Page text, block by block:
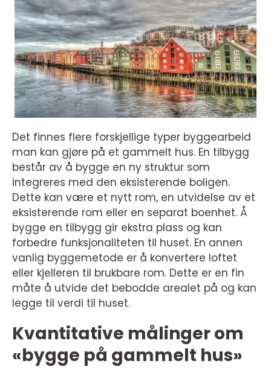
Det finnes flere forskjellige typer byggearbeid
man kan gjøre på et gammelt hus. En tilbygg
består av å bygge en ny struktur som
integreres med den eksisterende boligen.
Dette kan være et nytt rom, en utvidelse av et
eksisterende rom eller en separat boenhet. Å
bygge en tilbygg gir ekstra plass og kan
forbedre funksjonaliteten til huset. En annen
vanlig byggemetode er å konvertere loftet
eller kjelleren til brukbare rom. Dette er en fin
måte å utvide det bebodde arealet på og kan
legge til verdi til huset.
Kvantitative målinger om
«bygge på gammelt hus»